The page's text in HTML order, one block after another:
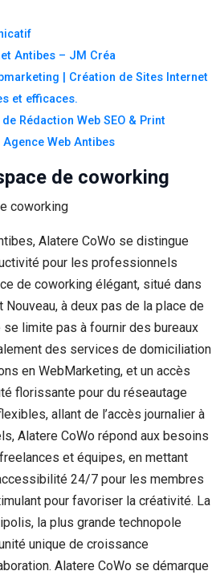
Antibes – JM Créa
| Création de Sites Internet
et efficaces.
Rédaction Web SEO & Print
Agence Web Antibes
de coworking
Alatere CoWo se distingue
pour les professionnels
de coworking élégant, situé dans
à deux pas de la place de
limite pas à fournir des bureaux
des services de domiciliation
en WebMarketing, et un accès
florissante pour du réseautage
allant de l’accès journalier à
Alatere CoWo répond aux besoins
et équipes, en mettant
24/7 pour les membres
pour favoriser la créativité. La
la plus grande technopole
unique de croissance
Alatere CoWo se démarque